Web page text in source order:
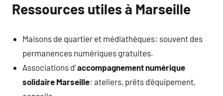
Ressources utiles à Marseille
Maisons de quartier et médiathèques: souvent des
permanences numériques gratuites.
Associations d’accompagnement numérique
solidaire Marseille: ateliers, prêts d’équipement,